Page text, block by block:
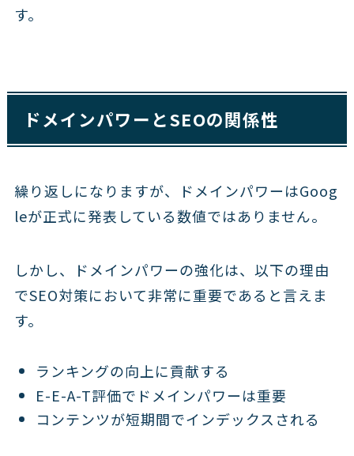
す。
ドメインパワーとSEOの関係性
繰り返しになりますが、ドメインパワーはGoog
leが正式に発表している数値ではありません。
しかし、ドメインパワーの強化は、以下の理由
でSEO対策において非常に重要であると言えま
す。
ランキングの向上に貢献する
E-E-A-T評価でドメインパワーは重要
コンテンツが短期間でインデックスされる